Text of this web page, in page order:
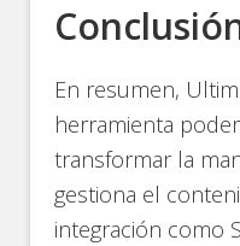
En resumen,
herramienta
transformar la
gestiona el
integración como